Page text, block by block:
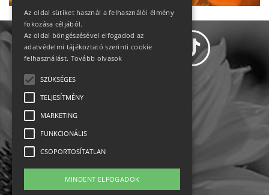
Impresszum-kapcsolat
Jogi nyilatkozat
Az oldal sütiket használ a felhasználói élmény
fokozása céljából.
Az oldal böngészésével elfogadod az
adatvédelmi tájékoztató szerinti cookie
felhasználást. Tovább olvasok
SZÜKSÉGES
TELJESÍTMÉNY
MARKETING
FUNKCIONÁLIS
CSOPORTOSÍTATLAN
MINDENT ELFOGADOK